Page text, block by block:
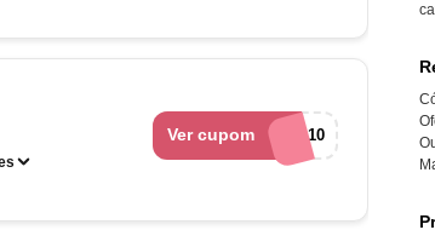
Ver cupomVCPLUS10